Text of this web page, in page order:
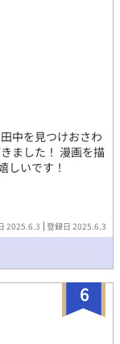
中を見つけおさわ
ました！ 漫画を描
しいです！
2025.6.3 登録日 2025.6.3
6